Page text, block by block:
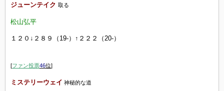
ジューンテイク 取る
松山弘平
１２０↓２８９（19-）↑２２２（20-）
[ファン投票46位]
ミステリーウェイ 神秘的な道